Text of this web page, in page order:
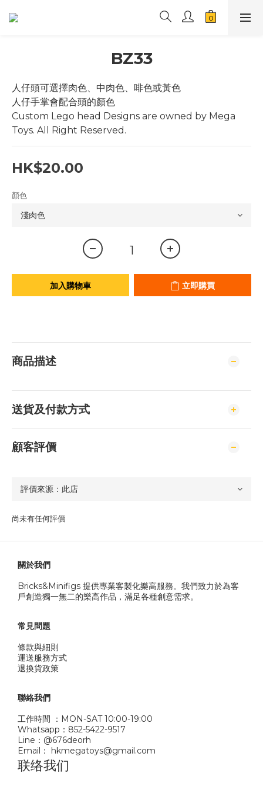
BZ33
人仔頭可選擇肉色、中肉色、啡色或黃色
人仔手掌會配合頭的顏色
Custom Lego head Designs are owned by Mega
Toys. All Right Reserved.
HK$20.00
顏色
加入購物車 立即購買
商品描述
送貨及付款方式
顧客評價
尚未有任何評價
關於我們
Bricks&Minifigs 提供專業客製化樂高服務。我們致力於為客
戶創造獨一無二的樂高作品，滿足各種創意需求。
常見問題
條款與細則
運送服務方式
退換貨政策
聯絡我們
工作時間 ：MON-SAT 10:00-19:00
Whatsapp：852-5422-9517
Line：@676deorh
Email： hkmegatoys@gmail.com
联络我们